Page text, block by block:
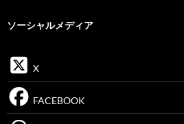
ソーシャルメディア
X
FACEBOOK